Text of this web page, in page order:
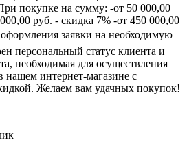
покупке на сумму: -от 50 000,00
руб. - скидка 7% -от 450 000,00
оформления заявки на необходимую
персональный статус клиента и
необходимая для осуществления
интернет-магазине с
Желаем вам удачных покупок!